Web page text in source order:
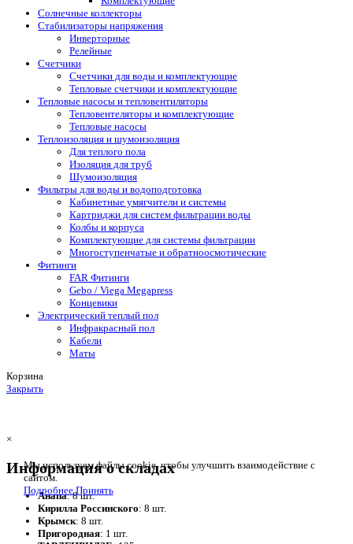
Солнечные коллекторы
Стабилизаторы напряжения
Инверторные
Релейные
Счетчики
Счетчики для воды и комплектующие
Тепловые счетчики и комплектующие
Тепловые насосы и тепловентиляторы
Тепловентеляторы и комплектующие
Тепловые насосы
Теплоизоляция и шумоизоляция
Для теплого пола
Изоляция для труб
Шумоизоляция
Фильтры для воды и водоподготовка
Кабинетные умягчители и системы
Картриджи для систем фильтрации воды
Колбы и корпуса
Комплектующие для системы фильтрации
Многоступенчатые и обратноосмотические
Фитинги
FAR Фитинги
Gebo / Viega Megapress
Концевики
Электрический теплый пол
Инфракрасный пол
Кабели
Маты
Корзина
Закрыть
Мы используем файлы cookie, чтобы улучшить взаимодействие с
сайтом.
ПодробнееПринять
×
Информация о складах
Анапа: 8 шт.
Кирилла Россинского: 8 шт.
Крымск: 8 шт.
Пригородная: 1 шт.